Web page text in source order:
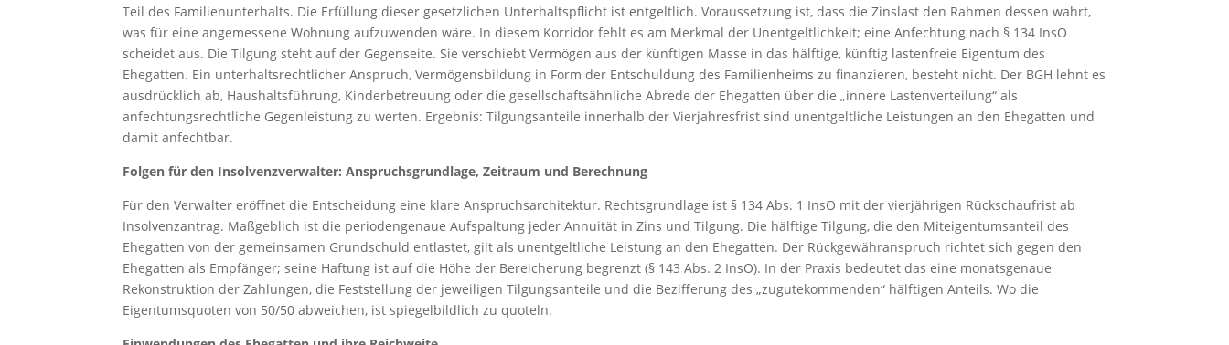
Teil des Familienunterhalts. Die Erfüllung dieser gesetzlichen Unterhaltspflicht ist entgeltlich. Voraussetzung ist, dass die Zinslast den Rahmen dessen wahrt,
was für eine angemessene Wohnung aufzuwenden wäre. In diesem Korridor fehlt es am Merkmal der Unentgeltlichkeit; eine Anfechtung nach § 134 InsO
scheidet aus. Die Tilgung steht auf der Gegenseite. Sie verschiebt Vermögen aus der künftigen Masse in das hälftige, künftig lastenfreie Eigentum des
Ehegatten. Ein unterhaltsrechtlicher Anspruch, Vermögensbildung in Form der Entschuldung des Familienheims zu finanzieren, besteht nicht. Der BGH lehnt es
ausdrücklich ab, Haushaltsführung, Kinderbetreuung oder die gesellschaftsähnliche Abrede der Ehegatten über die „innere Lastenverteilung“ als
anfechtungsrechtliche Gegenleistung zu werten. Ergebnis: Tilgungsanteile innerhalb der Vierjahresfrist sind unentgeltliche Leistungen an den Ehegatten und
damit anfechtbar.
Folgen für den Insolvenzverwalter: Anspruchsgrundlage, Zeitraum und Berechnung
Für den Verwalter eröffnet die Entscheidung eine klare Anspruchsarchitektur. Rechtsgrundlage ist § 134 Abs. 1 InsO mit der vierjährigen Rückschaufrist ab
Insolvenzantrag. Maßgeblich ist die periodengenaue Aufspaltung jeder Annuität in Zins und Tilgung. Die hälftige Tilgung, die den Miteigentumsanteil des
Ehegatten von der gemeinsamen Grundschuld entlastet, gilt als unentgeltliche Leistung an den Ehegatten. Der Rückgewähranspruch richtet sich gegen den
Ehegatten als Empfänger; seine Haftung ist auf die Höhe der Bereicherung begrenzt (§ 143 Abs. 2 InsO). In der Praxis bedeutet das eine monatsgenaue
Rekonstruktion der Zahlungen, die Feststellung der jeweiligen Tilgungsanteile und die Bezifferung des „zugutekommenden“ hälftigen Anteils. Wo die
Eigentumsquoten von 50/50 abweichen, ist spiegelbildlich zu quoteln.